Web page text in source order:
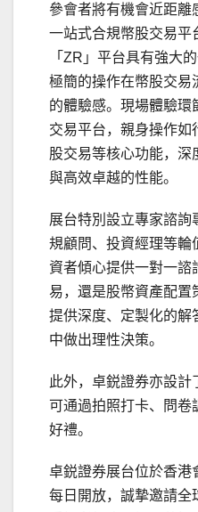
參會者將有機會近距離
一站式合規幣股交易平
「ZR」平台具有強大
極簡的操作在幣股交易
的體驗感。現場體驗環
交易平台，親身操作如
股交易等核心功能，深
與高效卓越的性能。
展台特別設立專家諮詢
規顧問、投資經理等輪
資者傾心提供一對一諮
易，還是股幣資產配置
提供深度、定製化的解
中做出理性決策。
此外，卓鋭證券亦設
可通過拍照打卡、問卷
好禮。
卓鋭證券展台位於香港
每日開放，誠摯邀請全